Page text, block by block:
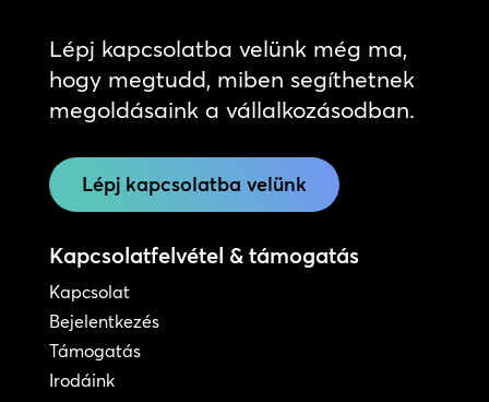
Lépj kapcsolatba velünk még ma,
hogy megtudd, miben segíthetnek
megoldásaink a vállalkozásodban.
Lépj kapcsolatba velünk
Kapcsolatfelvétel & támogatás
Kapcsolat
Bejelentkezés
Támogatás
Irodáink